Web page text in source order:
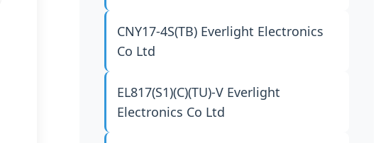
CNY17-4S(TB) Everlight Electronics
Co Ltd
EL817(S1)(C)(TU)-V Everlight
Electronics Co Ltd